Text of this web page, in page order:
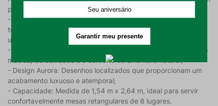
pano úmido;
- Tecnologia Jacquard: O design em jacquard apresenta
texturas trabalhadas na própria trama do tecido, conferindo
um visual rico e detalhado em toda a peça;
- Composição Nobre: Produzida em 100% algodão, garantindo
maciez, durabilidade e o conforto de uma fibra natural;
- Design Aurora: Desenhos localizados que proporcionam um
acabamento luxuoso e atemporal;
- Capacidade: Medida de 1,54 m x 2,64 m, ideal para servir
confortavelmente mesas retangulares de 8 lugares.